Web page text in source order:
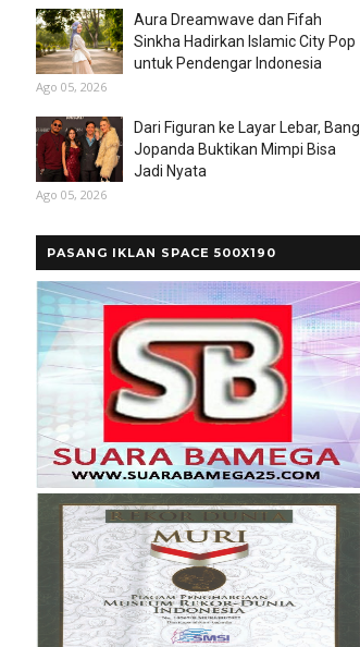
Aura Dreamwave dan Fifah
Sinkha Hadirkan Islamic City Pop
untuk Pendengar Indonesia
Ago 05, 2026
Dari Figuran ke Layar Lebar, Bang
Jopanda Buktikan Mimpi Bisa
Jadi Nyata
Ago 05, 2026
PASANG IKLAN SPACE 500X190